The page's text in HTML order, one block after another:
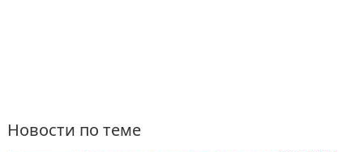
Новости по теме